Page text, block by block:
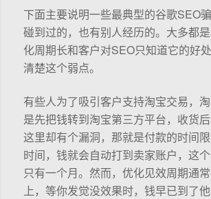
下面主要说明一些最典型的谷歌SEO
碰到过的，也有别人经历的。大多都
化周期长和客户对SEO只知道它的好
清楚这个弱点。
有些人为了吸引客户支持淘宝交易，
是先把钱转到淘宝第三方平台，收货后
这里却有个漏洞，那就是付款的时间
时间，钱就会自动打到卖家账户，这
只有一个月。然而，优化见效周期通
上，等你发觉没效果时，钱早已到了